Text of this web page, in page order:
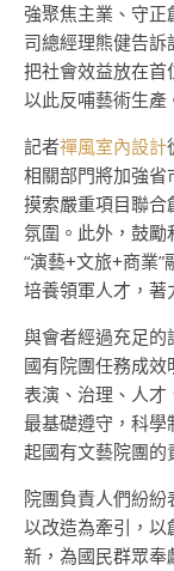
強聚焦主業、守正
司總經理熊健告
把社會效益放在首
以此反哺藝術生產
記者禪風室內設計
相關部門將加強省
摸索嚴重項目聯合
氛圍。此外，鼓
“演藝+文旅+商業
培養領軍人才，著
與會者經過充足的
國有院團任務成
表演、治理、人才
最基礎遵守，科學
起國有文藝院團的
院團負責人們紛紛
以改造為牽引，以
新，為國民群眾奉